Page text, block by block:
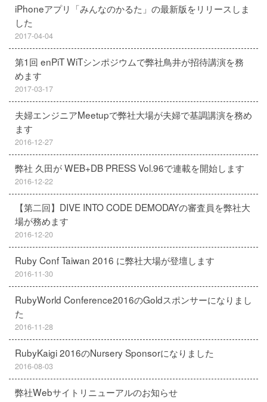
iPhoneアプリ「みんなのかるた」の最新版をリリースしま
した
2017-04-04
第1回 enPiT WiTシンポジウムで弊社鳥井が招待講演を務
めます
2017-03-17
夫婦エンジニアMeetupで弊社大場が夫婦で基調講演を務め
ます
2016-12-27
弊社 久田が WEB+DB PRESS Vol.96で連載を開始します
2016-12-22
【第二回】DIVE INTO CODE DEMODAYの審査員を弊社大
場が務めます
2016-12-20
Ruby Conf Taiwan 2016 に弊社大場が登壇します
2016-11-30
RubyWorld Conference2016のGoldスポンサーになりまし
た
2016-11-28
RubyKaigi 2016のNursery Sponsorになりました
2016-08-03
弊社Webサイトリニューアルのお知らせ